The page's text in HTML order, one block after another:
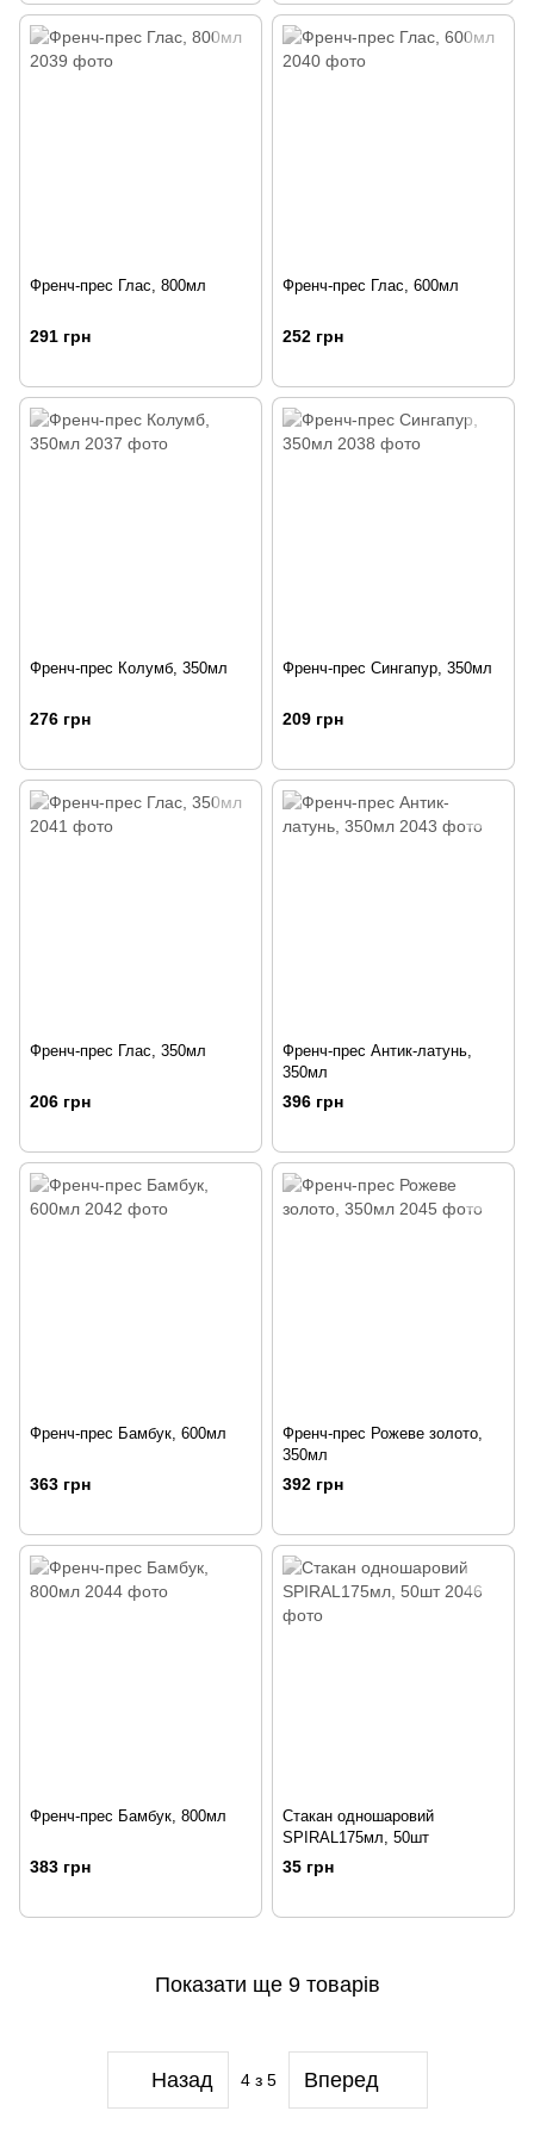
Френч-прес Глас, 800мл
291 грн
Френч-прес Глас, 600мл
252 грн
Френч-прес Колумб, 350мл
276 грн
Френч-прес Сингапур, 350мл
209 грн
Френч-прес Глас, 350мл
206 грн
Френч-прес Антик-латунь,
350мл
396 грн
Френч-прес Бамбук, 600мл
363 грн
Френч-прес Рожеве золото,
350мл
392 грн
Френч-прес Бамбук, 800мл
383 грн
Стакан одношаровий
SPIRAL175мл, 50шт
35 грн
Показати ще 9 товарів
Назад 4з 5 Вперед